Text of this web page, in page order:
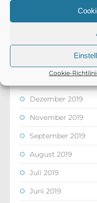
Cookie-
April 2020
März 2020
Dezember 2019
November 2019
September 2019
August 2019
Juli 2019
Juni 2019